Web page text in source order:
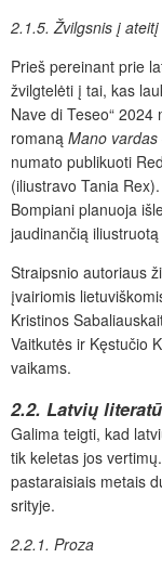
2.1.5. Žvilgsnis į ateitį
Prieš pereinant prie
žvilgtelėti į tai, kas
Nave di Teseo“
romaną Mano
numato publikuoti
(iliustravo Tania
Bompiani planuoja
jaudinančią
Straipsnio autoriaus
įvairiomis
Kristinos
Vaitkutės ir Kęstučio
vaikams.
2.2. Latvių
Galima teigti, kad
tik keletas jos
pastaraisiais metais
srityje.
2.2.1. Proza